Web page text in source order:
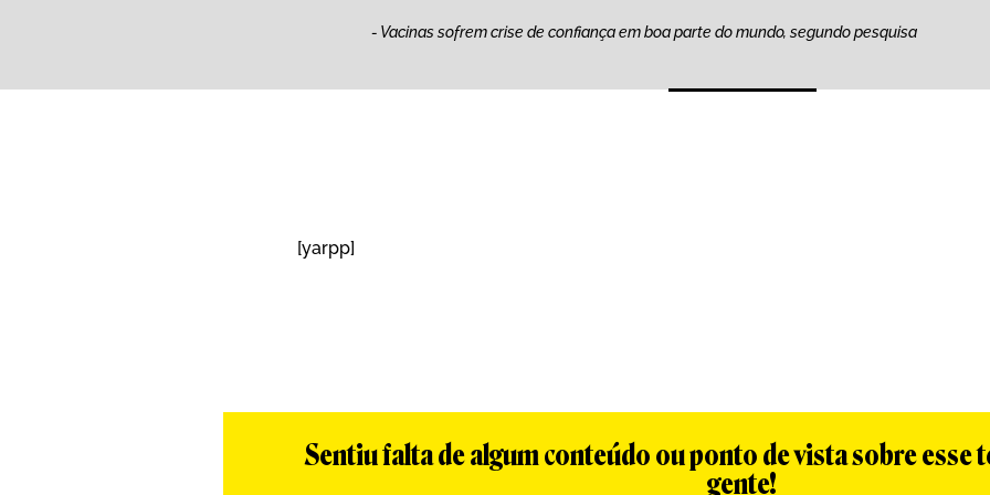
- Vacinas sofrem crise de confiança em boa parte do mundo, segundo pesquisa
[yarpp]
Sentiu falta de algum conteúdo ou ponto de vista sobre esse
gente!